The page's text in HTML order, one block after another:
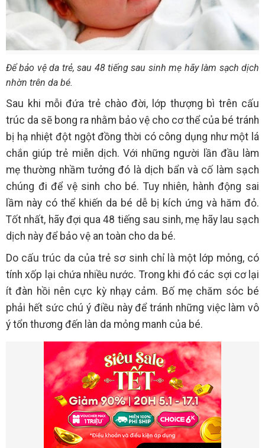
Để bảo vệ da trẻ, sau 48 tiếng sau sinh mẹ hãy làm sạch dịch
nhờn trên da bé.
Sau khi mỗi đứa trẻ chào đời, lớp thượng bì trên cấu
trúc da sẽ bong ra nhằm bảo vệ cho cơ thể của bé tránh
bị hạ nhiệt đột ngột đồng thời có công dụng như một lá
chắn giúp trẻ miễn dịch. Với những người lần đầu làm
mẹ thường nhầm tưởng đó là dịch bẩn và cố làm sạch
chúng đi để vệ sinh cho bé. Tuy nhiên, hành động sai
lầm này có thể khiến da bé dễ bị kích ứng và hăm đỏ.
Tốt nhất, hãy đợi qua 48 tiếng sau sinh, mẹ hãy lau sạch
dịch này để bảo vệ an toàn cho da bé.
Do cấu trúc da của trẻ sơ sinh chỉ là một lớp mỏng, có
tính xốp lại chứa nhiều nước. Trong khi đó các sợi cơ lại
ít đàn hồi nên cực kỳ nhạy cảm. Bố mẹ chăm sóc bé
phải hết sức chú ý điều này để tránh những việc làm vô
ý tổn thương đến làn da mỏng manh của bé.